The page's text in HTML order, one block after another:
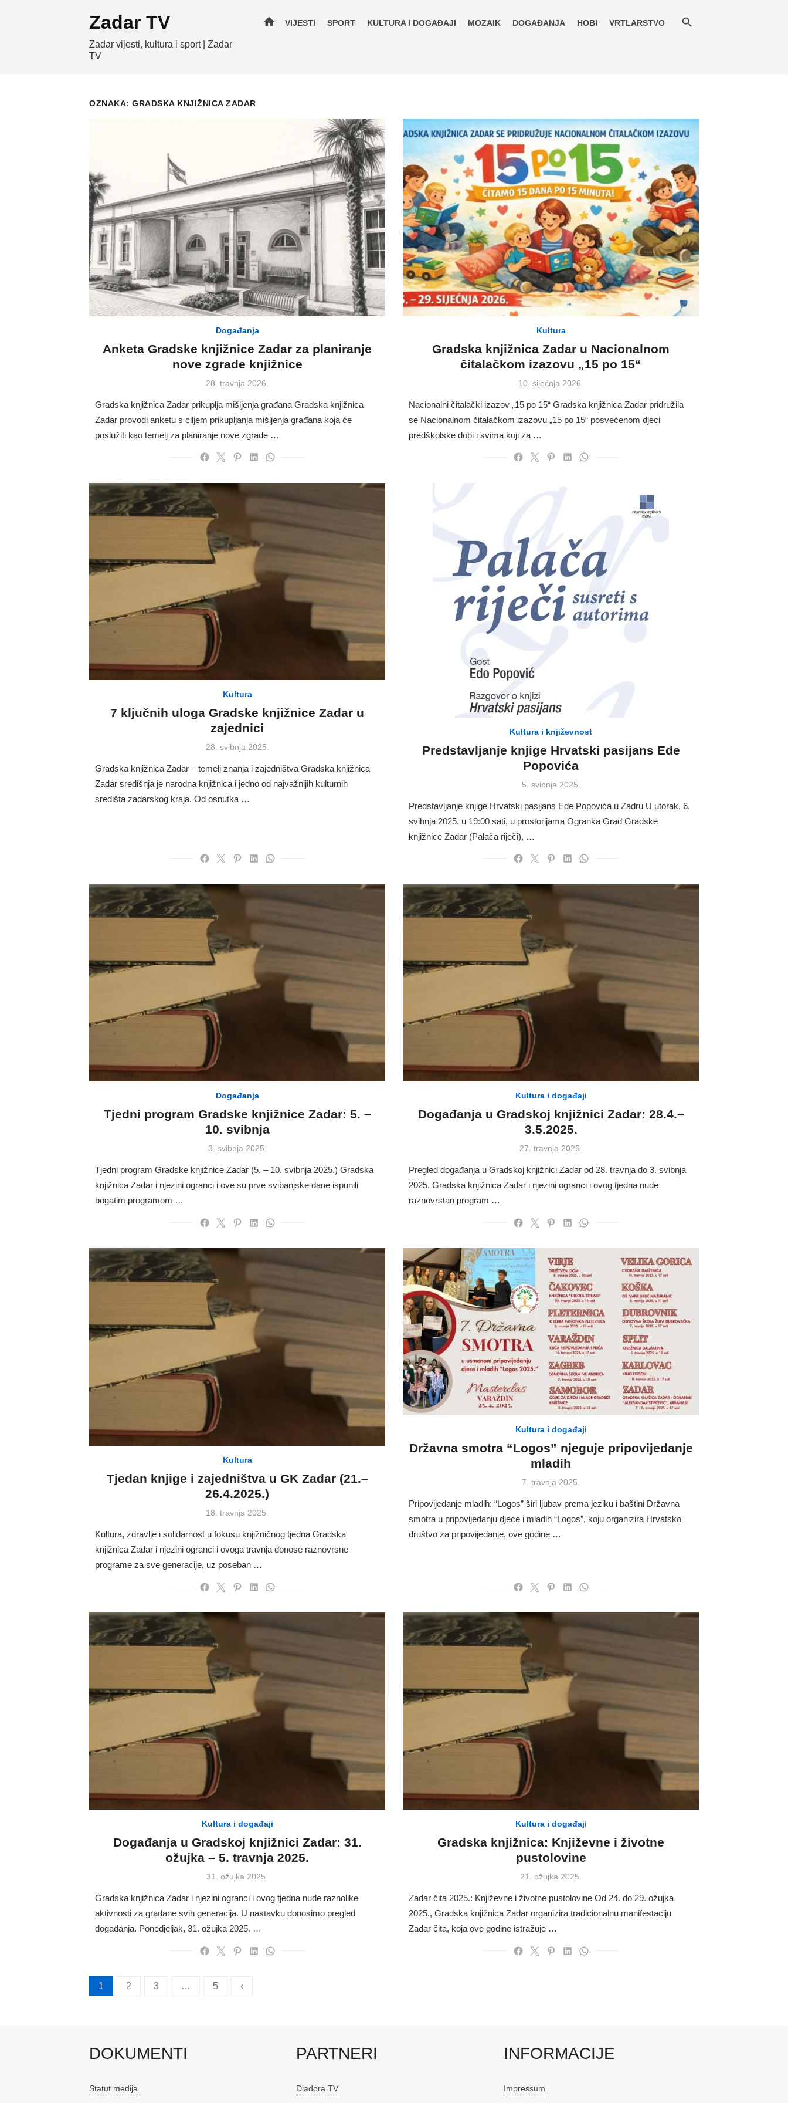
Zadar TV
Zadar vijesti, kultura i sport | Zadar
TV
home VIJESTI SPORT KULTURA I DOGAĐAJI MOZAIK DOGAĐANJA HOBI VRTLARSTVO
OZNAKA: GRADSKA KNJIŽNICA ZADAR
Događanja
Anketa Gradske knjižnice Zadar za planiranje
nove zgrade knjižnice
Posted
28. travnja 2026.
Gradska knjižnica Zadar prikuplja mišljenja građana Gradska knjižnica
Zadar provodi anketu s ciljem prikupljanja mišljenja građana koja će
poslužiti kao temelj za planiranje nove zgrade …
Kultura
Gradska knjižnica Zadar u Nacionalnom
čitalačkom izazovu „15 po 15“
Posted
10. siječnja 2026.
Nacionalni čitalački izazov „15 po 15“ Gradska knjižnica Zadar pridružila
se Nacionalnom čitalačkom izazovu „15 po 15“ posvećenom djeci
predškolske dobi i svima koji za …
Kultura
7 ključnih uloga Gradske knjižnice Zadar u
zajednici
Posted
28. svibnja 2025.
Gradska knjižnica Zadar – temelj znanja i zajedništva Gradska knjižnica
Zadar središnja je narodna knjižnica i jedno od najvažnijih kulturnih
središta zadarskog kraja. Od osnutka …
Kultura i književnost
Predstavljanje knjige Hrvatski pasijans Ede
Popovića
Posted
5. svibnja 2025.
Predstavljanje knjige Hrvatski pasijans Ede Popovića u Zadru U utorak, 6.
svibnja 2025. u 19:00 sati, u prostorijama Ogranka Grad Gradske
knjižnice Zadar (Palača riječi), …
Događanja
Tjedni program Gradske knjižnice Zadar: 5. –
10. svibnja
Posted
3. svibnja 2025.
Tjedni program Gradske knjižnice Zadar (5. – 10. svibnja 2025.) Gradska
knjižnica Zadar i njezini ogranci i ove su prve svibanjske dane ispunili
bogatim programom …
Kultura i događaji
Događanja u Gradskoj knjižnici Zadar: 28.4.–
3.5.2025.
Posted
27. travnja 2025.
Pregled događanja u Gradskoj knjižnici Zadar od 28. travnja do 3. svibnja
2025. Gradska knjižnica Zadar i njezini ogranci i ovog tjedna nude
raznovrstan program …
Kultura
Tjedan knjige i zajedništva u GK Zadar (21.–
26.4.2025.)
Posted
18. travnja 2025.
Kultura, zdravlje i solidarnost u fokusu knjižničnog tjedna Gradska
knjižnica Zadar i njezini ogranci i ovoga travnja donose raznovrsne
programe za sve generacije, uz poseban …
Kultura i događaji
Državna smotra “Logos” njeguje pripovijedanje
mladih
Posted
7. travnja 2025.
Pripovijedanje mladih: “Logos” širi ljubav prema jeziku i baštini Državna
smotra u pripovijedanju djece i mladih “Logos”, koju organizira Hrvatsko
društvo za pripovijedanje, ove godine …
Kultura i događaji
Događanja u Gradskoj knjižnici Zadar: 31.
ožujka – 5. travnja 2025.
Posted
31. ožujka 2025.
Gradska knjižnica Zadar i njezini ogranci i ovog tjedna nude raznolike
aktivnosti za građane svih generacija. U nastavku donosimo pregled
događanja. Ponedjeljak, 31. ožujka 2025. …
Kultura i događaji
Gradska knjižnica: Književne i životne
pustolovine
Posted
21. ožujka 2025.
Zadar čita 2025.: Književne i životne pustolovine Od 24. do 29. ožujka
2025., Gradska knjižnica Zadar organizira tradicionalnu manifestaciju
Zadar čita, koja ove godine istražuje …
Brojevi
1 2 3 … 5 ‹
DOKUMENTI
Statut medija
PARTNERI
Diadora TV
INFORMACIJE
Impressum